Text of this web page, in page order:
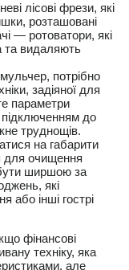
лісові фрези, які
розташовані
— ротоватори, які
та видаляють
потрібно
задіяної для
параметри
до
труднощів.
на габарити
для очищення
ширшою за
які
або інші гострі
фінансові
техніку, яка
але